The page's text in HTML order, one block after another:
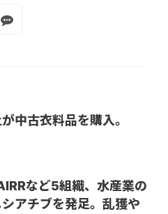
中古衣料品を購入。
など5組織、水産業の
アチブを発足。乱獲や